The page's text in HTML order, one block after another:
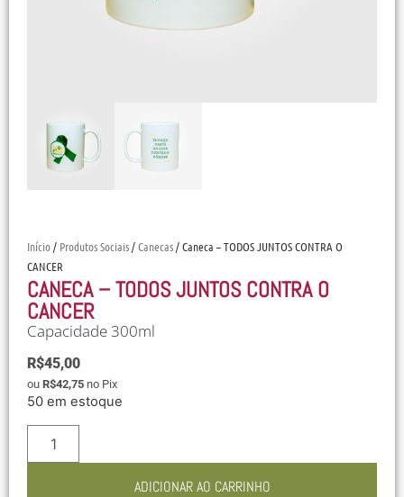
Início/ Produtos Sociais/Canecas/ Caneca – TODOS JUNTOS CONTRA O
CANCER
CANECA – TODOS JUNTOS CONTRA O
CANCER
Capacidade 300ml
R$45,00
ou R$42,75 no Pix
50 em estoque
ADICIONAR AO CARRINHO